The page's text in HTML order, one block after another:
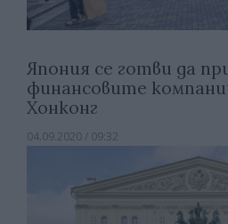
Япония се готви да
финансовите
Хонконг
04.09.2020 / 09:32